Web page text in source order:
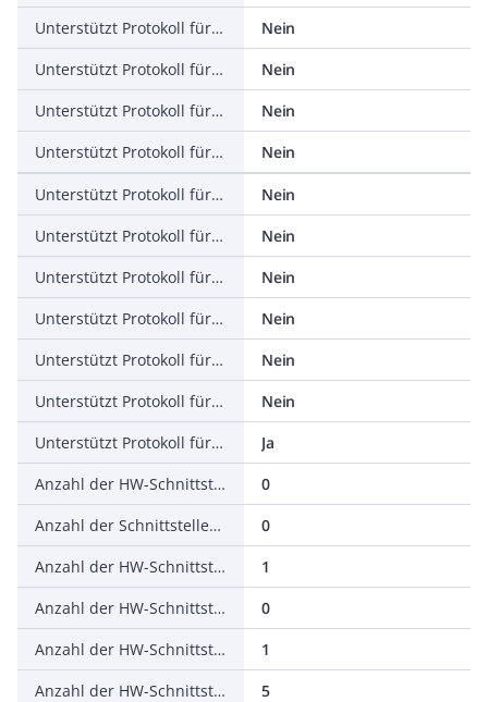
Unterstützt Protokoll für PROFINET IO
Nein
Unterstützt Protokoll für PROFINET CBA
Nein
Unterstützt Protokoll für SERCOS
Nein
Unterstützt Protokoll für Foundation Fieldbus
Nein
Unterstützt Protokoll für EtherNet/IP
Nein
Unterstützt Protokoll für AS-Interface Safety at Work
Nein
Unterstützt Protokoll für DeviceNet Safety
Nein
Unterstützt Protokoll für INTERBUS-Safety
Nein
Unterstützt Protokoll für PROFIsafe
Nein
Unterstützt Protokoll für SafetyBUS p
Nein
Unterstützt Protokoll für sonstige Bussysteme
Ja
Anzahl der HW-Schnittstellen Industrial Ethernet
0
Anzahl der Schnittstellen PROFINET
0
Anzahl der HW-Schnittstellen seriell RS-232
1
Anzahl der HW-Schnittstellen seriell RS-422
0
Anzahl der HW-Schnittstellen seriell RS-485
1
Anzahl der HW-Schnittstellen seriell TTY
5